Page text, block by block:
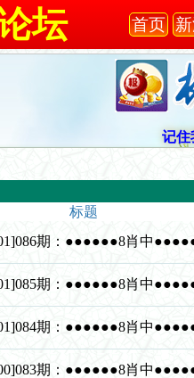
坛 首页
记住
标题
期：●●●●●●8肖中
期：●●●●●●8肖中
期：●●●●●●8肖中
期：●●●●●●8肖中